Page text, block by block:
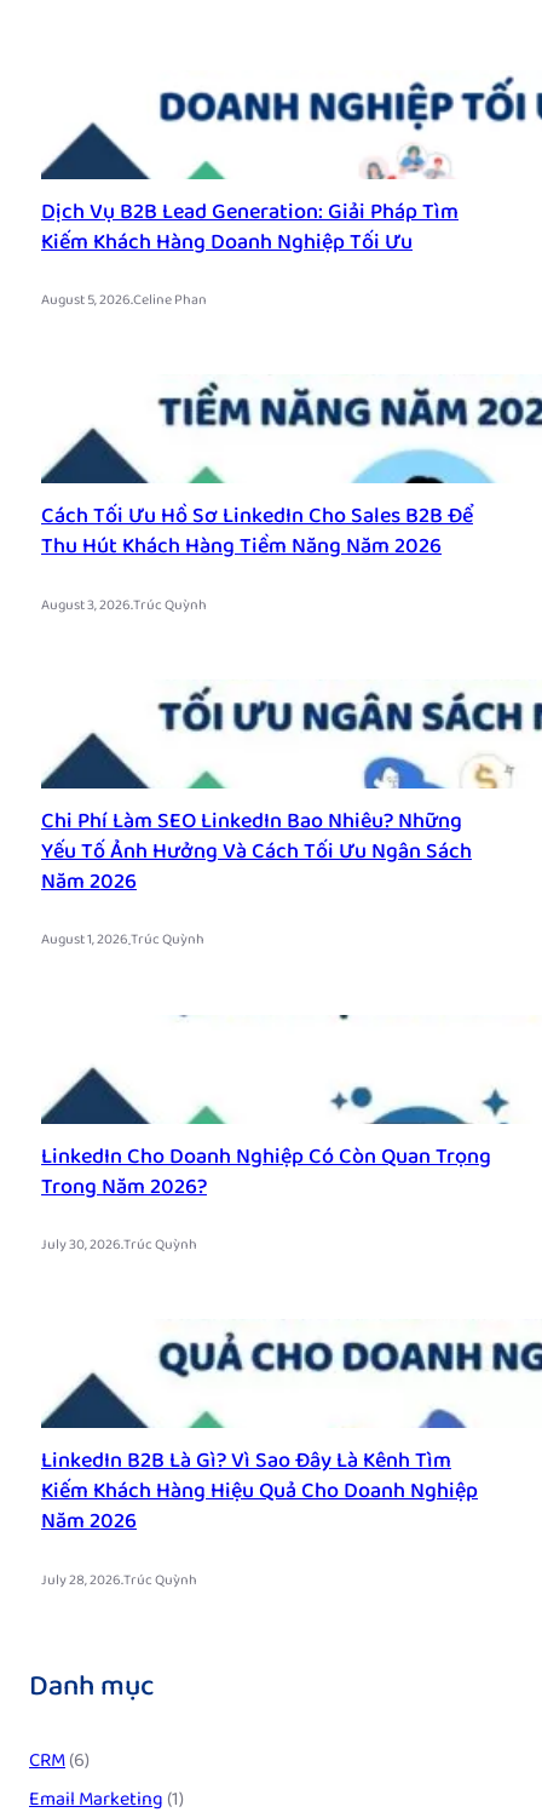
Dịch Vụ B2B Lead Generation: Giải Pháp Tìm
Kiếm Khách Hàng Doanh Nghiệp Tối Ưu
August 5, 2026.Celine Phan
Cách Tối Ưu Hồ Sơ LinkedIn Cho Sales B2B Để
Thu Hút Khách Hàng Tiềm Năng Năm 2026
August 3, 2026.Trúc Quỳnh
Chi Phí Làm SEO LinkedIn Bao Nhiêu? Những
Yếu Tố Ảnh Hưởng Và Cách Tối Ưu Ngân Sách
Năm 2026
August 1, 2026.Trúc Quỳnh
LinkedIn Cho Doanh Nghiệp Có Còn Quan Trọng
Trong Năm 2026?
July 30, 2026.Trúc Quỳnh
LinkedIn B2B Là Gì? Vì Sao Đây Là Kênh Tìm
Kiếm Khách Hàng Hiệu Quả Cho Doanh Nghiệp
Năm 2026
July 28, 2026.Trúc Quỳnh
Danh mục
CRM(6)
Email Marketing(1)